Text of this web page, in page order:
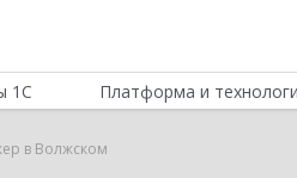
1С Платформа и
в Волжском